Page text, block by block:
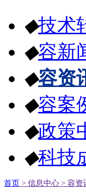
◆技术
◆容新
◆容资
◆容案
◆政策
◆科技
首页 > 信息中心 > 容资